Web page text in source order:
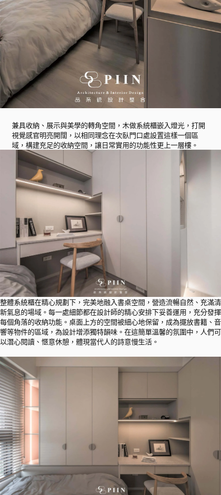
兼具收納、展示與美學的轉角空間，木做系統櫃嵌入燈光，打開
視覺感官明亮開闊，以相同理念在次臥門口處設置這樣一個區
域，構建充足的收納空間，讓日常實用的功能性更上一層樓。
整體系統櫃在精心規劃下，完美地融入書桌空間，營造流暢自然、充滿清
新氣息的場域。每一處細節都在設計師的精心安排下妥善運用，充分發揮
每個角落的收納功能。桌面上方的空間被細心地保留，成為擺放書籍、音
響等物件的區域，為設計增添獨特韻味。在這簡單溫馨的氛圍中，人們可
以潛心閱讀、愜意休憩，體現當代人的詩意慢生活。